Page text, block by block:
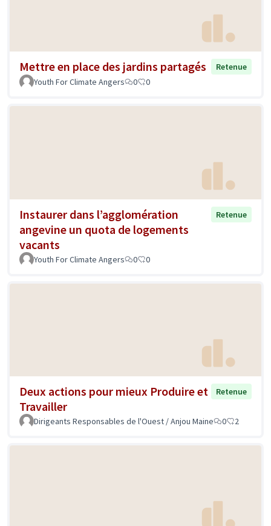
Mettre en place des jardins partagés
Retenue
Youth For Climate Angers
0 0
Instaurer dans l’agglomération
angevine un quota de logements
vacants
Retenue
Youth For Climate Angers 0 0
Deux actions pour mieux Produire et
Travailler
Retenue
Dirigeants Responsables de l'Ouest / Anjou Maine 0 2